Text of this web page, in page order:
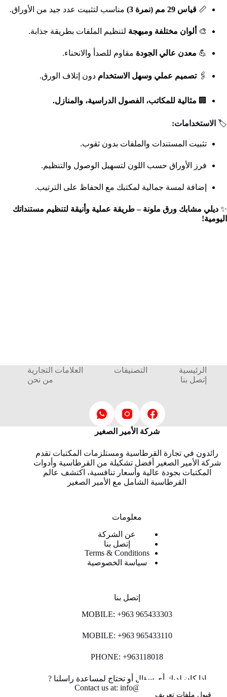
قبول ملفات تعريف
📏 قياس 29 مم (نمرة 3) مناسب لتثبيت عدد جيد من الأوراق.
🎨 ألوان مختلفة ومبهجة لتنظيم الملفات بطريقة جذابة.
💪 معدن عالي الجودة مقاوم للصدأ والانحناء.
🖇️تصميم عملي وسهل الاستخدام دون إتلاف الورق.
🏢 مثالية للمكاتب، الفصول الدراسية، والمنازل.
🏷️ الاستخدامات:
تثبيت المستندات والملفات بدون ثقوب.
فرز الأوراق حسب اللون لتسهيل الوصول والتنظيم.
إضافة لمسة جمالية لمكتبك مع الحفاظ على الترتيب.
✨ ديلي مشابك ورق ملونة – طريقة عملية وأنيقة لتنظيم مستنداتك
اليومية!
الرئيسية التصنيفات
العلامات التجارية
إتصل بنا
من نحن
شركة الأمير الصغير
رائدون في تجارة القرطاسية ومستلزمات المكتبات تقدم
شركة الأمير الصغير أفضل تشكيلة من القرطاسية وأدوات
المكتبات بجودة عالية وأسعار تنافسية، اكتشف عالم
القرطاسية الشامل مع الأمير الصغير
معلومات
عن الشركة
إتصل بنا
Terms & Conditions
سياسة الخصوصية
إتصل بنا
MOBILE: +963 965433303
MOBILE: +963 965433110
PHONE: +963118018
اذا كان لديك أي سؤال أو تحتاج لمساعدة راسلنا ?
Contact us at: info@lpco-llc.com